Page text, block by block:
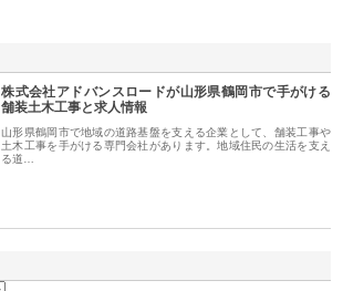
株式会社アドバンスロードが山形県鶴岡市で手がける
舗装土木工事と求人情報
山形県鶴岡市で地域の道路基盤を支える企業として、舗装工事や
土木工事を手がける専門会社があります。地域住民の生活を支え
る道…